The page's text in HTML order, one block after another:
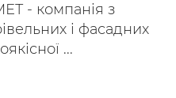
- компанія з
і фасадних
...